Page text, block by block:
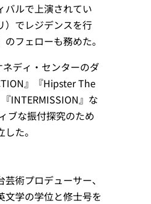
バルで上演されてい
）でレジデンスを行
フェローも務めた。
ディ・センターのダ
』『Hipster The
INTERMISSION』な
ブな振付探究のため
た。
術プロデューサー、
文学の学位と修士号を